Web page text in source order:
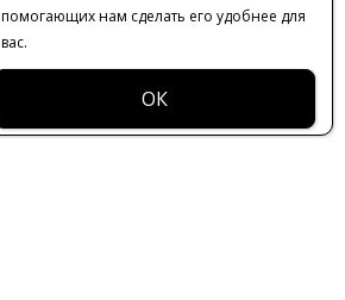
помогающих нам сделать его удобнее для
вас.